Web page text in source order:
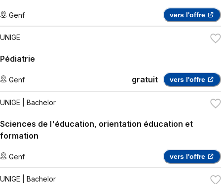
Genf vers l'offre
UNIGE
Pédiatrie
Genf gratuit vers l'offre
UNIGE | Bachelor
Sciences de l'éducation, orientation éducation et
formation
Genf vers l'offre
UNIGE | Bachelor